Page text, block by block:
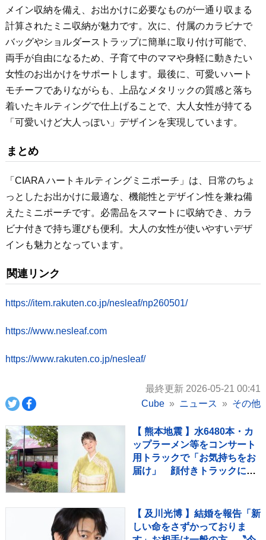
メイン収納を備え、お出かけに必要なものが一通り収まる
計算されたミニ収納が魅力です。次に、付属のカラビナで
バッグやショルダーストラップに簡単に取り付け可能で、
両手が自由になるため、子育て中のママや身軽に動きたい
女性のお出かけをサポートします。最後に、可愛いハート
モチーフでありながらも、上品なメタリックの質感と落ち
着いたキルティングで仕上げることで、大人女性が持てる
「可愛いけど大人っぽい」デザインを実現しています。
まとめ
「CIARA ハートキルティングミニポーチ」は、日常のちょ
っとしたお出かけに最適な、機能性とデザイン性を兼ね備
えたミニポーチです。必需品をスマートに収納でき、カラ
ビナ付きで持ち運びも便利。大人の女性が使いやすいデザ
インも魅力となっています。
関連リンク
https://item.rakuten.co.jp/nesleaf/np260501/
https://www.nesleaf.com
https://www.rakuten.co.jp/nesleaf/
最終更新 2026-05-21 00:41
Cube
ニュース その他
【 熊本地震 】水6480本・カ
ップラーメン等をコンサート
用トラックで「お気持ちをお
届け」 顔付きトラックにた
【 及川光博 】結婚を報告「新
しい命をさずかっておりま